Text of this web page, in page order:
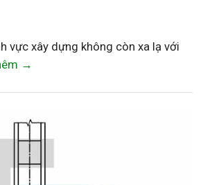
vực xây dựng không còn xa lạ với
→